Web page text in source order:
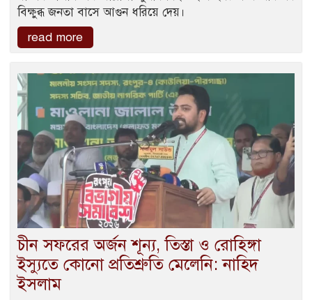
বিক্ষুব্ধ জনতা বাসে আগুন ধরিয়ে দেয়।
read more
চীন সফরের অর্জন শূন্য, তিস্তা ও রোহিঙ্গা
ইস্যুতে কোনো প্রতিশ্রুতি মেলেনি: নাহিদ
ইসলাম